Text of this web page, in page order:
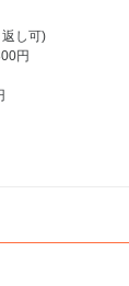
し可)
円